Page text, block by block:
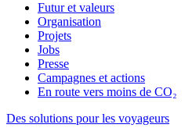
Futur et valeurs
Organisation
Projets
Jobs
Presse
Campagnes et actions
En route vers moins de CO₂
Des solutions pour les voyageurs